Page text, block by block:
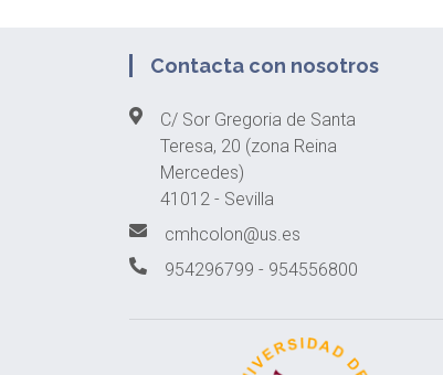
Contacta con nosotros
C/ Sor Gregoria de Santa
Teresa, 20 (zona Reina
Mercedes)
41012 - Sevilla
cmhcolon@us.es
954296799 - 954556800